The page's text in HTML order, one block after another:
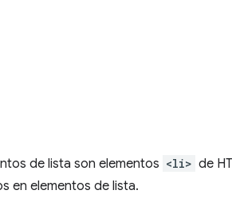
de lista son elementos <li> de
en elementos de lista.